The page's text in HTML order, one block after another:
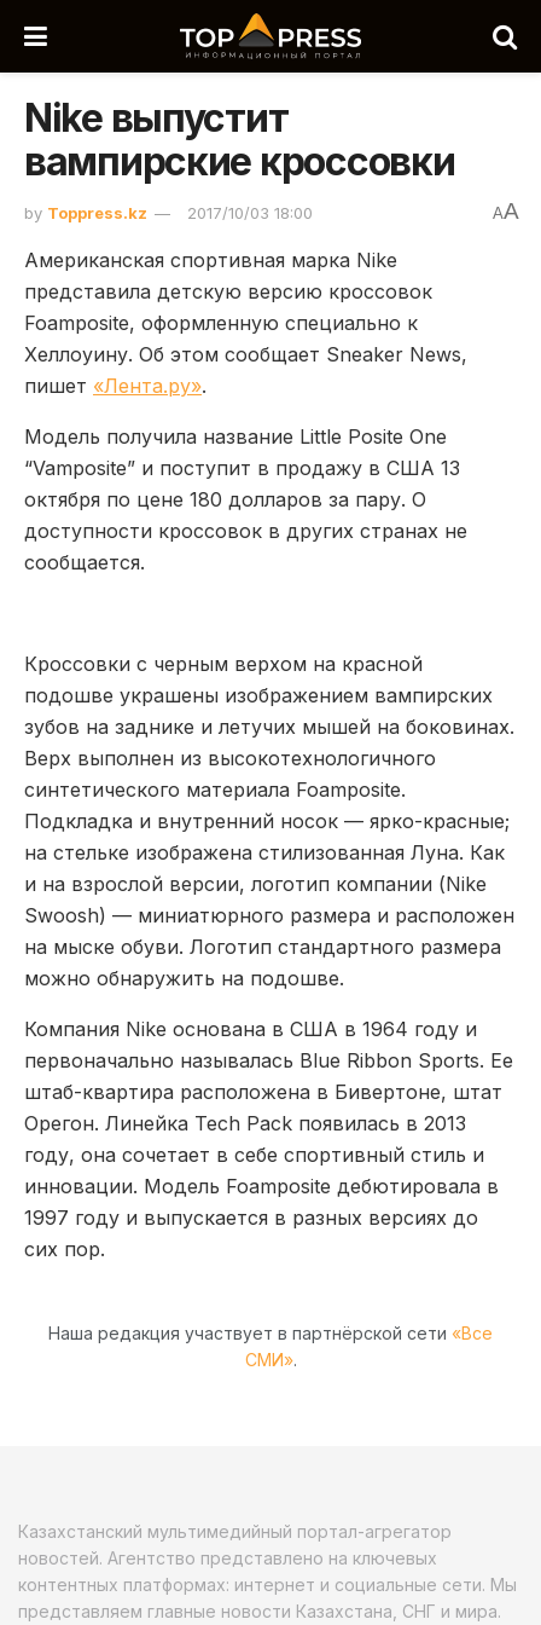
Nike выпустит
вампирские кроссовки
by Toppress.kz 2017/10/03 18:00 AA
Американская спортивная марка Nike
представила детскую версию кроссовок
Foamposite, оформленную специально к
Хеллоуину. Об этом сообщает Sneaker News,
пишет «Лента.ру».
Модель получила название Little Posite One
“Vamposite” и поступит в продажу в США 13
октября по цене 180 долларов за пару. О
доступности кроссовок в других странах не
сообщается.
Кроссовки с черным верхом на красной
подошве украшены изображением вампирских
зубов на заднике и летучих мышей на боковинах.
Верх выполнен из высокотехнологичного
синтетического материала Foamposite.
Подкладка и внутренний носок — ярко-красные;
на стельке изображена стилизованная Луна. Как
и на взрослой версии, логотип компании (Nike
Swoosh) — миниатюрного размера и расположен
на мыске обуви. Логотип стандартного размера
можно обнаружить на подошве.
Компания Nike основана в США в 1964 году и
первоначально называлась Blue Ribbon Sports. Ее
штаб-квартира расположена в Бивертоне, штат
Орегон. Линейка Tech Pack появилась в 2013
году, она сочетает в себе спортивный стиль и
инновации. Модель Foamposite дебютировала в
1997 году и выпускается в разных версиях до
сих пор.
Наша редакция участвует в партнёрской сети «Все
СМИ».
Казахстанский мультимедийный портал-агрегатор
новостей. Агентство представлено на ключевых
контентных платформах: интернет и социальные сети. Мы
представляем главные новости Казахстана, СНГ и мира.